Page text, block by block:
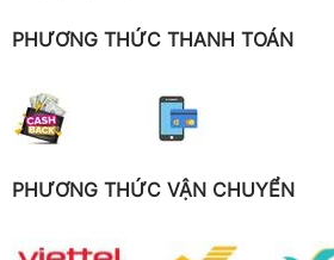
PHƯƠNG THỨC THANH TOÁN
PHƯƠNG THỨC VẬN CHUYỂN